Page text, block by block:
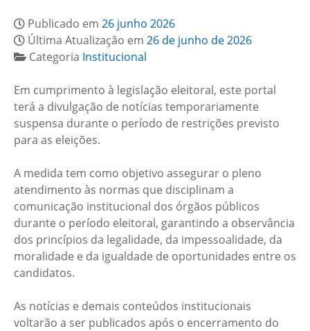
Publicado em 26 junho 2026
Última Atualização em 26 de junho de 2026
Categoria Institucional
Em cumprimento à legislação eleitoral, este portal
terá a divulgação de notícias temporariamente
suspensa durante o período de restrições previsto
para as eleições.
A medida tem como objetivo assegurar o pleno
atendimento às normas que disciplinam a
comunicação institucional dos órgãos públicos
durante o período eleitoral, garantindo a observância
dos princípios da legalidade, da impessoalidade, da
moralidade e da igualdade de oportunidades entre os
candidatos.
As notícias e demais conteúdos institucionais
voltarão a ser publicados após o encerramento do